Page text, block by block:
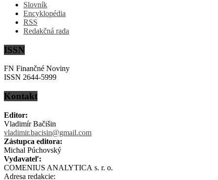
Slovník
Encyklopédia
RSS
Redakčná rada
ISSN
FN Finančné Noviny
ISSN 2644-5999
Kontakt
Editor:
Vladimír Bačišin
vladimir.bacisin@gmail.com
Zástupca editora:
Michal Púchovský
Vydavateľ:
COMENIUS ANALYTICA s. r. o.
Adresa redakcie: